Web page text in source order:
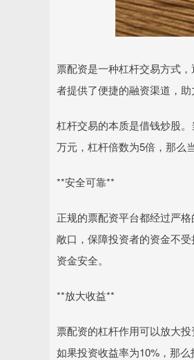
票配资是一种杠杆交易方式
者提供了便捷的融资渠道，助
杠杆交易的本质是借钱炒股
万元，杠杆倍数为5倍，那么
**安全可靠**
正规的票配资平台都经过严
敞口，保障投资者的资金不
资金安全。
**放大收益**
票配资的杠杆作用可以放大
如果投资收益率为10%，那么